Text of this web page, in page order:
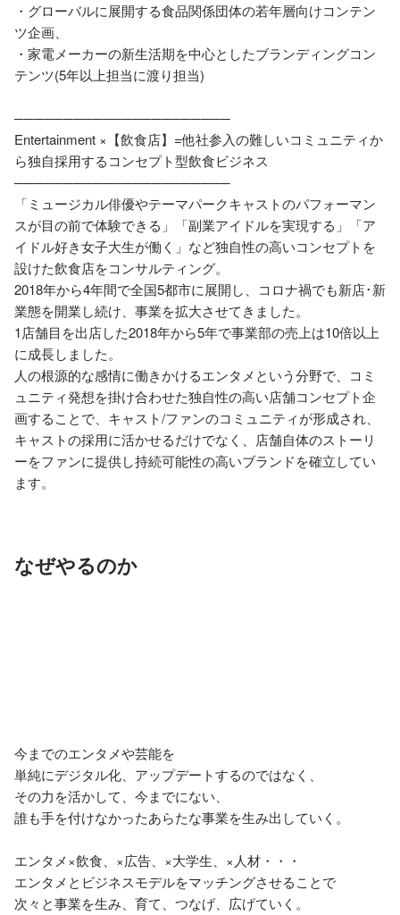
・グローバルに展開する食品関係団体の若年層向けコンテン
ツ企画、
・家電メーカーの新生活期を中心としたブランディングコン
テンツ(5年以上担当に渡り担当)
──────────────────────
Entertainment ×【飲食店】=他社参入の難しいコミュニティか
ら独自採用するコンセプト型飲食ビジネス
──────────────────────
「ミュージカル俳優やテーマパークキャストのパフォーマン
スが目の前で体験できる」「副業アイドルを実現する」「ア
イドル好き女子大生が働く」など独自性の高いコンセプトを
設けた飲食店をコンサルティング。
2018年から4年間で全国5都市に展開し、コロナ禍でも新店･新
業態を開業し続け、事業を拡大させてきました。
1店舗目を出店した2018年から5年で事業部の売上は10倍以上
に成長しました。
人の根源的な感情に働きかけるエンタメという分野で、コミ
ュニティ発想を掛け合わせた独自性の高い店舗コンセプト企
画することで、キャスト/ファンのコミュニティが形成され、
キャストの採用に活かせるだけでなく、店舗自体のストーリ
ーをファンに提供し持続可能性の高いブランドを確立してい
なぜやるのか
今までのエンタメや芸能を
単純にデジタル化、アップデートするのではなく、
その力を活かして、今までにない、
誰も手を付けなかったあらたな事業を生み出していく。
エンタメ×飲食、×広告、×大学生、×人材・・・
エンタメとビジネスモデルをマッチングさせることで
次々と事業を生み、育て、つなげ、広げていく。